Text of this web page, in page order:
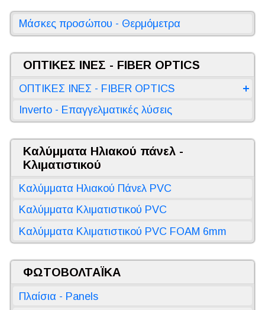
Μάσκες προσώπου - Θερμόμετρα
ΟΠΤΙΚΕΣ ΙΝΕΣ - FIBER OPTICS
ΟΠΤΙΚΕΣ ΙΝΕΣ - FIBER OPTICS
Inverto - Επαγγελματικές λύσεις
Καλύμματα Ηλιακού πάνελ -
Κλιματιστικού
Καλύμματα Ηλιακού Πάνελ PVC
Καλύμματα Κλιματιστικού PVC
Καλύμματα Κλιματιστικού PVC FOAM 6mm
ΦΩΤΟΒΟΛΤΑΪΚΑ
Πλαίσια - Panels